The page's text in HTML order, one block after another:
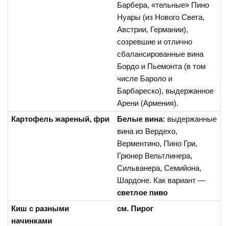
Барбера, «тельные» Пино
Нуары (из Нового Света,
Австрии, Германии),
созревшие и отлично
сбалансированные вина
Бордо и Пьемонта (в том
числе Бароло и
Барбареско), выдержанное
Арени (Армения).
Картофель жареный, фри
Белые вина: выдержанные
вина из Вердехо,
Верментино, Пино Гри,
Грюнер Вельтлинера,
Сильванера, Семийона,
Шардоне. Как вариант —
светлое пиво
Киш с разными
начинками
см. Пирог